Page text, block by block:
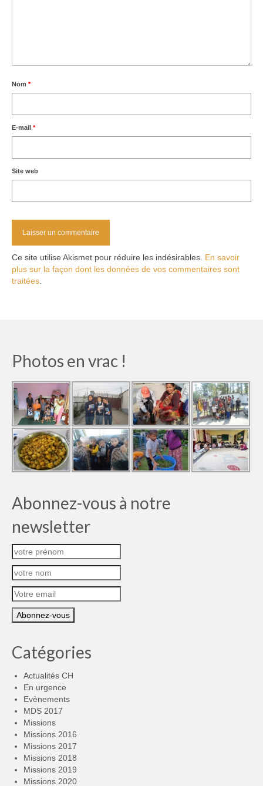
Nom *
E-mail *
Site web
Ce site utilise Akismet pour réduire les indésirables. En savoir
plus sur la façon dont les données de vos commentaires sont
traitées
Photos en vrac !
Abonnez-vous à notre
newsletter
Catégories
Actualités CH
En urgence
Evènements
MDS 2017
Missions
Missions 2016
Missions 2017
Missions 2018
Missions 2019
Missions 2020